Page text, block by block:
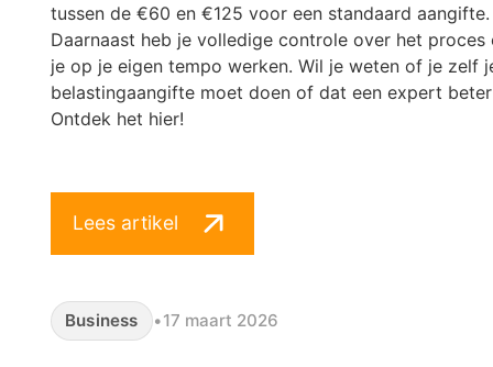
tussen de €60 en €125 voor een standaard aangifte.
Daarnaast heb je volledige controle over het proces
je op je eigen tempo werken. Wil je weten of je zelf
belastingaangifte moet doen of dat een expert
Ontdek het hier!
Lees artikel
Business •17 maart 2026